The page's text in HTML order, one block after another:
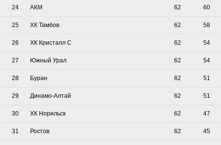
24 АКМ 62 60
25 ХК Тамбов 62 58
26 ХК Кристалл С 62 54
27 Южный Урал 62 54
28 Буран 62 51
29 Динамо-Алтай 62 51
30 ХК Норильск 62 47
31 Ростов 62 45